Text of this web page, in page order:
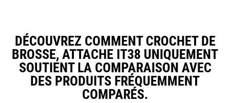
DÉCOUVREZ COMMENT CROCHET DE
BROSSE, ATTACHE IT38 UNIQUEMENT
SOUTIENT LA COMPARAISON AVEC
DES PRODUITS FRÉQUEMMENT
COMPARÉS.